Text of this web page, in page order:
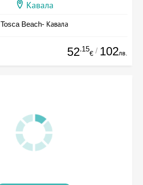
Кавала
Tosca Beach- Кавала
52.15
€ / 102лв.